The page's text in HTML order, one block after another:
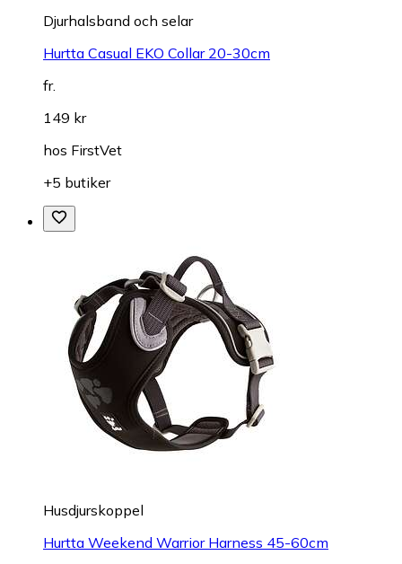
Djurhalsband och selar
Hurtta Casual EKO Collar 20-30cm
fr.
149 kr
hos FirstVet
+5 butiker
Husdjurskoppel
Hurtta Weekend Warrior Harness 45-60cm